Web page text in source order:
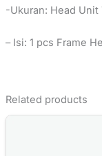
-Ukuran: Head Unit
– Isi: 1 pcs Frame
Related products